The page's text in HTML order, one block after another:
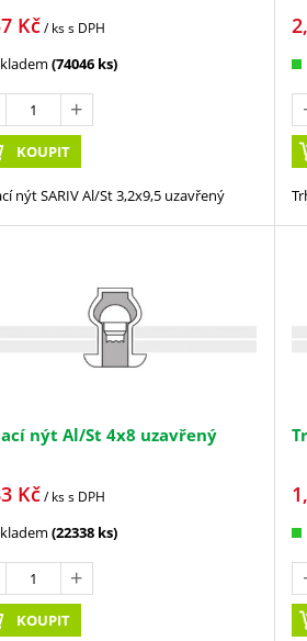
Kč/ kss DPH
(74046 ks)
KOUPIT
nýt SARIV Al/St 3,2x9,5 uzavřený
nýt Al/St 4x8 uzavřený
Kč/ kss DPH
(22338 ks)
KOUPIT